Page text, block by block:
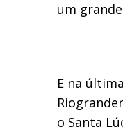
um
E na
o Santa